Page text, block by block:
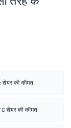
शेयर की कीमत
शेयर की कीमत